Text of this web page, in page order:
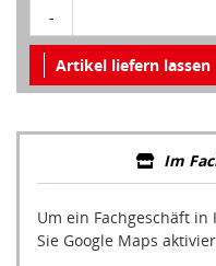
-
Artikel liefern lassen
Im
Um ein Fachgeschäft
Sie Google Maps